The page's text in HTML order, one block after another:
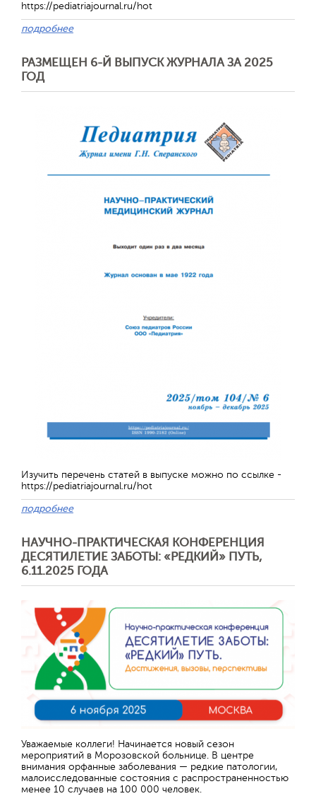
https://pediatriajournal.ru/hot
подробнее
РАЗМЕЩЕН 6-Й ВЫПУСК ЖУРНАЛА ЗА 2025
ГОД
Изучить перечень статей в выпуске можно по ссылке -
https://pediatriajournal.ru/hot
подробнее
НАУЧНО-ПРАКТИЧЕСКАЯ КОНФЕРЕНЦИЯ
ДЕСЯТИЛЕТИЕ ЗАБОТЫ: «РЕДКИЙ» ПУТЬ,
6.11.2025 ГОДА
Уважаемые коллеги! Начинается новый сезон
мероприятий в Морозовской больнице. В центре
внимания орфанные заболевания — редкие патологии,
малоисследованные состояния с распространенностью
менее 10 случаев на 100 000 человек.